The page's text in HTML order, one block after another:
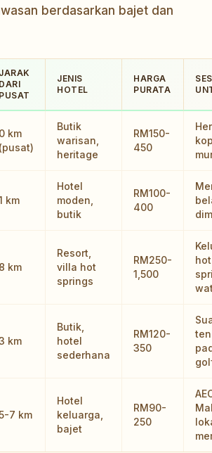
berdasarkan bajet dan
JARAK
DARI
PUSAT
JENIS
HOTEL
HARGA
PURATA
0 km
(pusat)
Butik
warisan,
heritage
RM150-
450
km
Hotel
moden,
butik
RM100-
400
8 km
Resort,
villa hot
springs
RM250-
1,500
hot
km
Butik,
hotel
sederhana
RM120-
350
7 km
Hotel
keluarga,
bajet
RM90-
250